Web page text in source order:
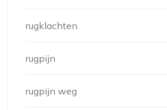
rugklachten
rugpijn
rugpijn weg